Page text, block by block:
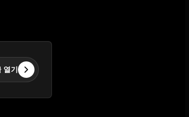
열기